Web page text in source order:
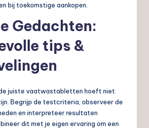
bij toekomstige aankopen.
Gedachten:
tips &
juiste vaatwastabletten hoeft niet
Begrijp de testcriteria, observeer de
en interpreteer resultaten
dit met je eigen ervaring om een